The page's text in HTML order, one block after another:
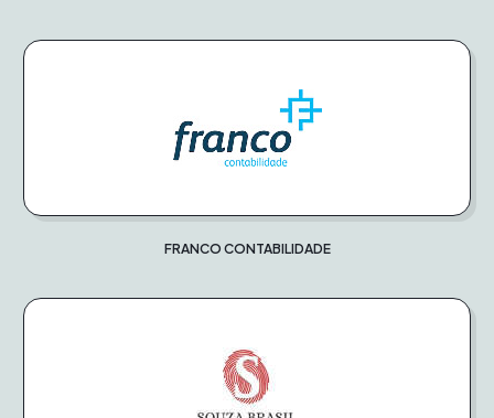
FRANCO CONTABILIDADE